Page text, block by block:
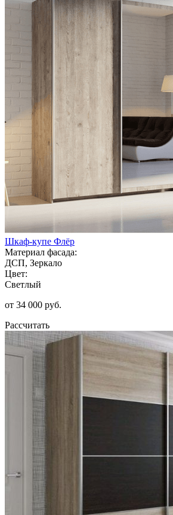
Шкаф-купе Флёр
Материал фасада:
ДСП, Зеркало
Цвет:
Светлый
от 34 000 руб.
Рассчитать